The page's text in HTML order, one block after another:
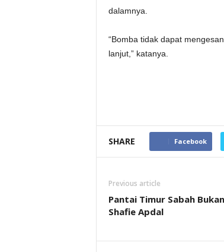
dalamnya.
“Bomba tidak dapat
lanjut,” katanya.
SHARE Facebook
Previous article
Pantai Timur Sabah
Shafie Apdal